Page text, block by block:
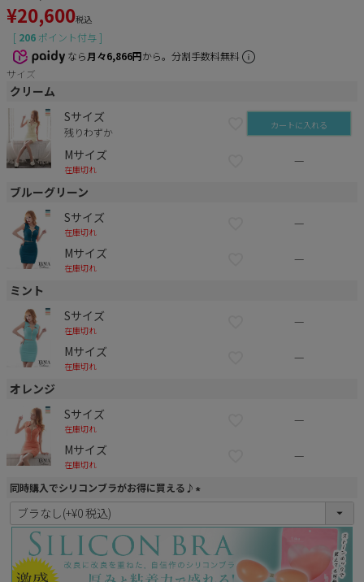
¥20,600税込
[ 206 ポイント付与 ]
なら月々6,866円から。分割手数料無料
サイズ
クリーム
Sサイズ
残りわずか カートに入れる
Mサイズ
在庫切れ
—
ブルーグリーン
Sサイズ
在庫切れ
—
Mサイズ
在庫切れ
—
ミント
Sサイズ
在庫切れ
—
Mサイズ
在庫切れ
—
オレンジ
Sサイズ
在庫切れ
—
Mサイズ
在庫切れ
—
同時購入でシリコンブラがお得に買える♪
(
須
)